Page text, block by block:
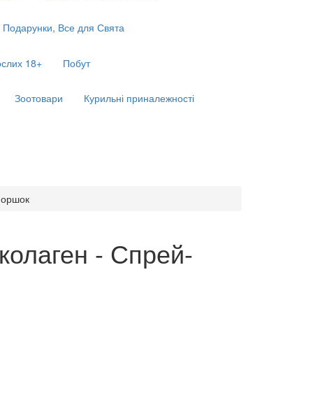
Подарунки, Все для Свята
18+ Побут
Зоотовари Курильні приналежності
- Спрей-